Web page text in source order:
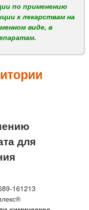
по применению
к лекарствам на
виде, в
для
161213